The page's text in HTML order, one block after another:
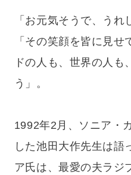
「お元気そうで、うれ
「その笑顔を皆に見
ドの人も、世界の人も
う」。
1992年2月、ソニア・
した池田大作先生は語
ア氏は、最愛の夫ラジ